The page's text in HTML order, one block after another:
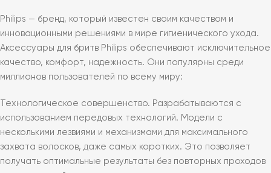
Philips — бренд, который известен своим качеством и
инновационными решениями в мире гигиенического ухода.
Аксессуары для бритв Philips обеспечивают исключительное
качество, комфорт, надежность. Они популярны среди
миллионов пользователей по всему миру:
Технологическое совершенство. Разрабатываются с
использованием передовых технологий. Модели с
несколькими лезвиями и механизмами для максимального
захвата волосков, даже самых коротких. Это позволяет
получать оптимальные результаты без повторных проходов